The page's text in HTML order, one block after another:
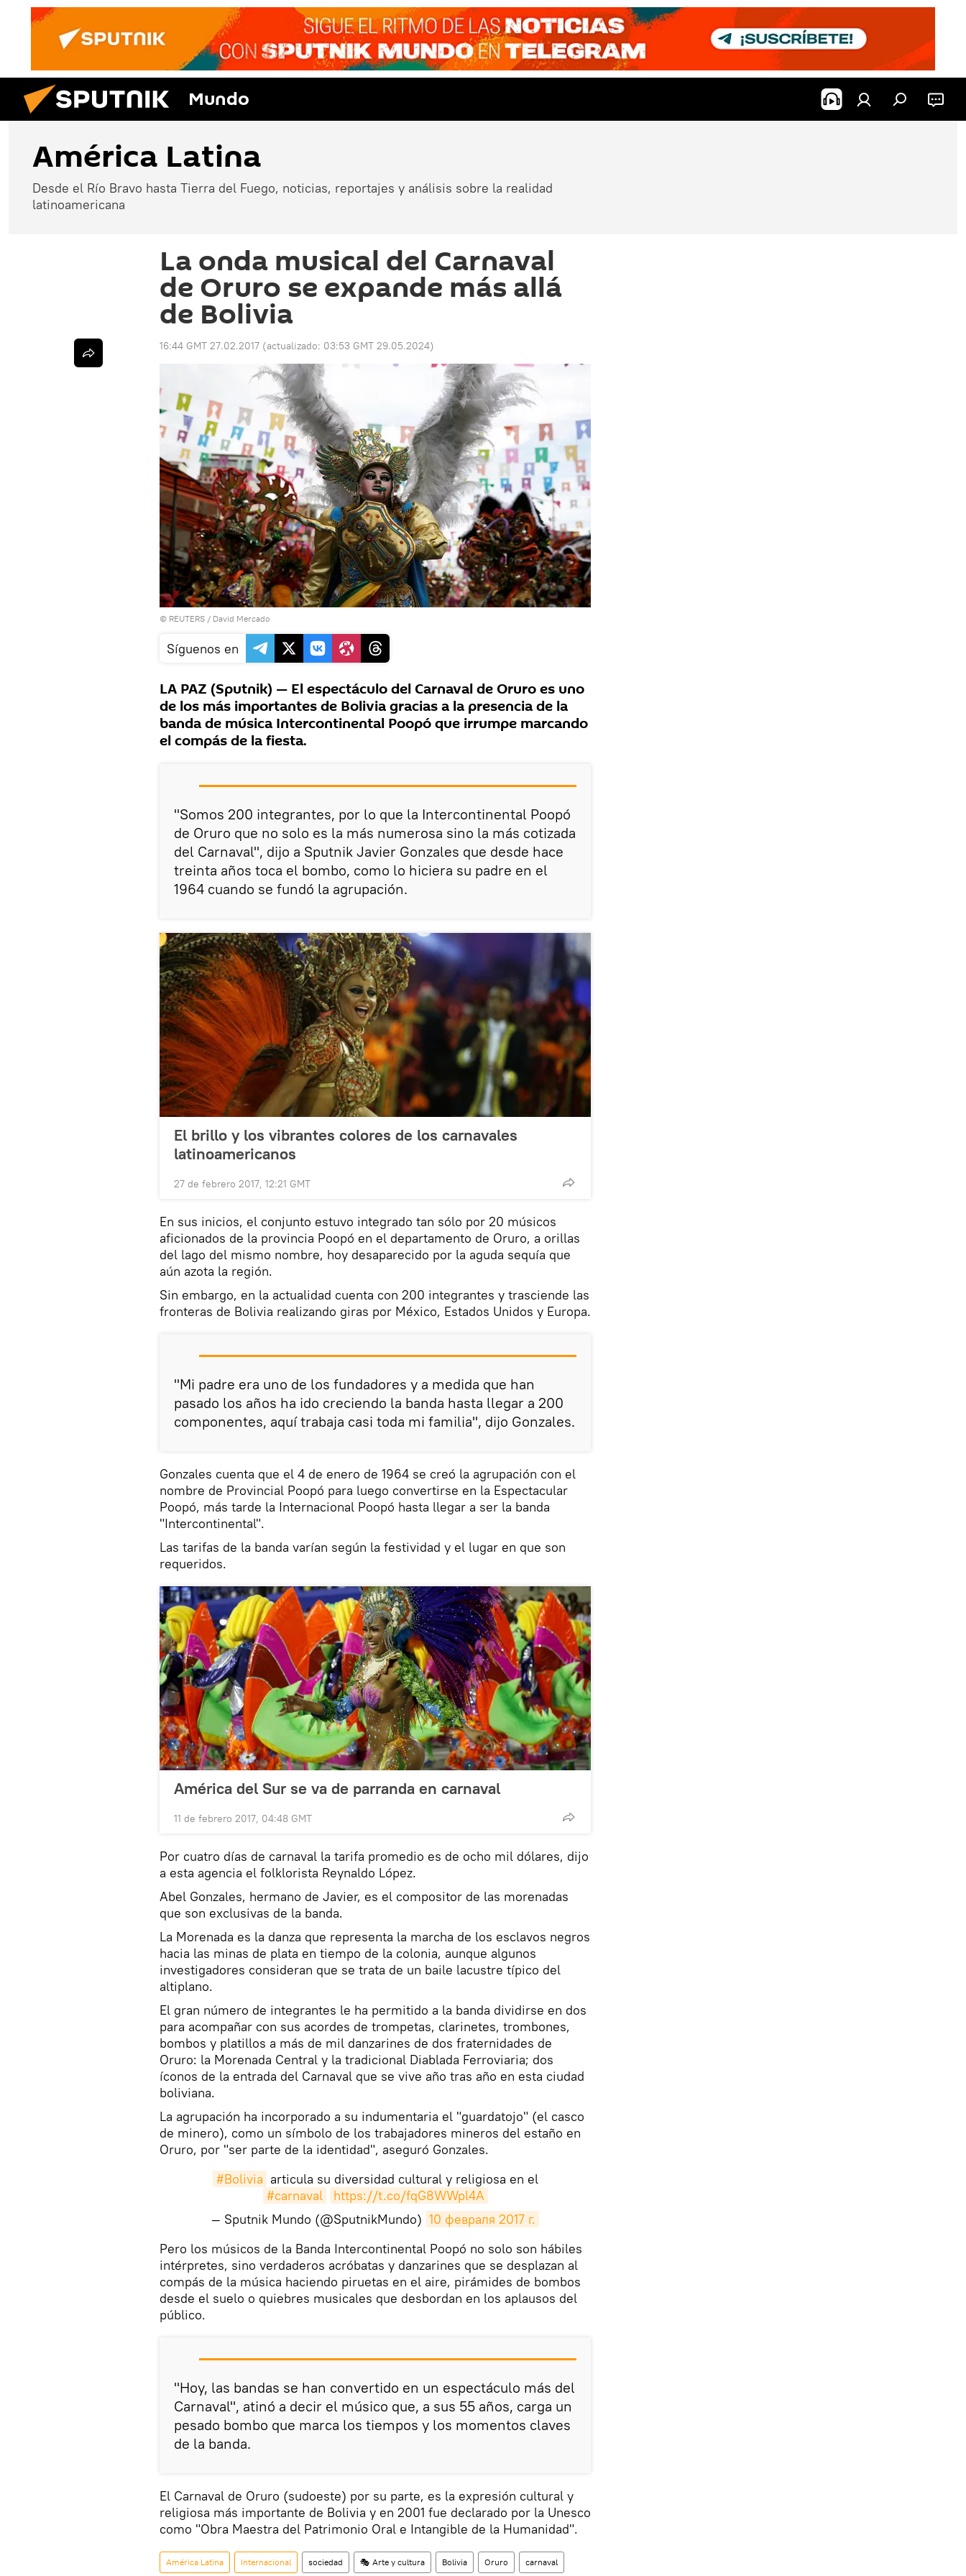
Mundo
América Latina
Desde el Río Bravo hasta Tierra del Fuego, noticias, reportajes y análisis sobre la realidad
latinoamericana
La onda musical del Carnaval
de Oruro se expande más allá
de Bolivia
16:44 GMT 27.02.2017 (actualizado: 03:53 GMT 29.05.2024)
© REUTERS / David Mercado
Síguenos en
LA PAZ (Sputnik) — El espectáculo del Carnaval de Oruro es uno
de los más importantes de Bolivia gracias a la presencia de la
banda de música Intercontinental Poopó que irrumpe marcando
el compás de la fiesta.
"Somos 200 integrantes, por lo que la Intercontinental Poopó
de Oruro que no solo es la más numerosa sino la más cotizada
del Carnaval", dijo a Sputnik Javier Gonzales que desde hace
treinta años toca el bombo, como lo hiciera su padre en el
1964 cuando se fundó la agrupación.
El brillo y los vibrantes colores de los carnavales
latinoamericanos
27 de febrero 2017, 12:21 GMT
En sus inicios, el conjunto estuvo integrado tan sólo por 20 músicos
aficionados de la provincia Poopó en el departamento de Oruro, a orillas
del lago del mismo nombre, hoy desaparecido por la aguda sequía que
aún azota la región.
Sin embargo, en la actualidad cuenta con 200 integrantes y trasciende las
fronteras de Bolivia realizando giras por México, Estados Unidos y Europa.
"Mi padre era uno de los fundadores y a medida que han
pasado los años ha ido creciendo la banda hasta llegar a 200
componentes, aquí trabaja casi toda mi familia", dijo Gonzales.
Gonzales cuenta que el 4 de enero de 1964 se creó la agrupación con el
nombre de Provincial Poopó para luego convertirse en la Espectacular
Poopó, más tarde la Internacional Poopó hasta llegar a ser la banda
"Intercontinental".
Las tarifas de la banda varían según la festividad y el lugar en que son
requeridos.
América del Sur se va de parranda en carnaval
11 de febrero 2017, 04:48 GMT
Por cuatro días de carnaval la tarifa promedio es de ocho mil dólares, dijo
a esta agencia el folklorista Reynaldo López.
Abel Gonzales, hermano de Javier, es el compositor de las morenadas
que son exclusivas de la banda.
La Morenada es la danza que representa la marcha de los esclavos negros
hacia las minas de plata en tiempo de la colonia, aunque algunos
investigadores consideran que se trata de un baile lacustre típico del
altiplano.
El gran número de integrantes le ha permitido a la banda dividirse en dos
para acompañar con sus acordes de trompetas, clarinetes, trombones,
bombos y platillos a más de mil danzarines de dos fraternidades de
Oruro: la Morenada Central y la tradicional Diablada Ferroviaria; dos
íconos de la entrada del Carnaval que se vive año tras año en esta ciudad
boliviana.
La agrupación ha incorporado a su indumentaria el "guardatojo" (el casco
de minero), como un símbolo de los trabajadores mineros del estaño en
Oruro, por "ser parte de la identidad", aseguró Gonzales.
#Bolivia articula su diversidad cultural y religiosa en el
#carnaval
https://t.co/fqG8WWpl4A
— Sputnik Mundo (@SputnikMundo) 10 февраля 2017 г.
​Pero los músicos de la Banda Intercontinental Poopó no solo son hábiles
intérpretes, sino verdaderos acróbatas y danzarines que se desplazan al
compás de la música haciendo piruetas en el aire, pirámides de bombos
desde el suelo o quiebres musicales que desbordan en los aplausos del
público.
"Hoy, las bandas se han convertido en un espectáculo más del
Carnaval", atinó a decir el músico que, a sus 55 años, carga un
pesado bombo que marca los tiempos y los momentos claves
de la banda.
El Carnaval de Oruro (sudoeste) por su parte, es la expresión cultural y
religiosa más importante de Bolivia y en 2001 fue declarado por la Unesco
como "Obra Maestra del Patrimonio Oral e Intangible de la Humanidad".
América Latina Internacional sociedad 🎭 Arte y cultura Bolivia Oruro carnaval